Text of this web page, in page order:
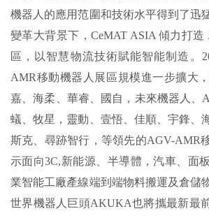
機器人的應用范圍和技術水平得到了迅
變革大背景下，CeMAT ASIA 傾力打
區，以智慧物流技術賦能智能制造。
AMR移動機器人展區規模進一步擴大
嘉、海柔、華睿、國自，未來機器人、
蟻、牧星，靈動、壹悟、佳順、宇鋒、
斯克、尋跡智行，等領先的AGV-AMR
示面向3C,新能源、半導體，汽車、面
業智能工廠產線端到端物料搬運及倉儲
世界機器人巨頭AKUKA也將攜最新最